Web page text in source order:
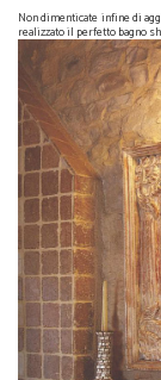
Non dimenticate infine di
realizzato il perfetto bagno